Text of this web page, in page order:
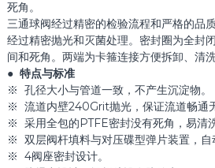
死角。
三通球阀经过精密的检验流程和严格的品
经过精密抛光和灭菌处理。密封圈为全封
间和死角。两端为卡箍连接方便拆卸、清
● 特点与标准
※ 孔径大小与管道一致，不产生沉淀物。
※ 流道内壁240Grit抛光，保证流道畅通无
※ 采用全包的PTFE密封没有死角，易清洗
※ 双层阀杆填料与对压碟型弹片装置，自
※ 4阀座密封设计。